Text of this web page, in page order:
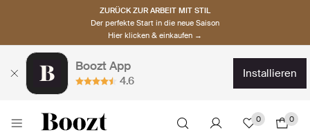
ZURÜCK ZUR ARBEIT MIT STIL
Der perfekte Start in die neue Saison
Hier klicken & einkaufen →
Boozt App
4.6
installieren
0 0